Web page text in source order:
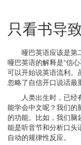
只看书导
哑巴英语应该是第
哑巴英语的解释是“信
可以开始说英语流利。
忽略了自信开口说话
人类出生时，已
能学会中文呢？我们的
的功能。比如，我们脑
能是听音节和分析口头
自动的规律性反应。